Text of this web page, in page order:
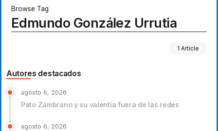
Browse Tag
Edmundo González Urrutia
1 Article
Autores destacados
agosto 6, 2026
Pato Zambrano y su valentía fuera de las redes
agosto 6, 2026